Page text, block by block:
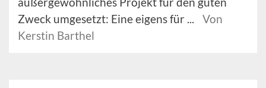
Zweck umgesetzt: Eine eigens für ...
Von
Kerstin Barthel